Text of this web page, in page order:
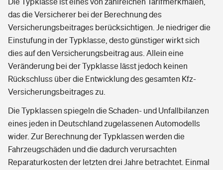
das die Versicherer bei der Berechnung des
Versicherungsbeitrages berücksichtigen. Je niedriger die
Einstufung in der Typklasse, desto günstiger wirkt sich
dies auf den Versicherungsbeitrag aus. Allein eine
Veränderung bei der Typklasse lässt jedoch keinen
Rückschluss über die Entwicklung des gesamten Kfz-
Versicherungsbeitrages zu.
Die Typklassen spiegeln die Schaden- und Unfallbilanzen
eines jeden in Deutschland zugelassenen Automodells
wider. Zur Berechnung der Typklassen werden die
Fahrzeugschäden und die dadurch verursachten
Reparaturkosten der letzten drei Jahre betrachtet. Einmal